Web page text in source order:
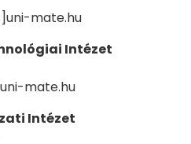
mate.hu
Intézet
mate.hu
Intézet